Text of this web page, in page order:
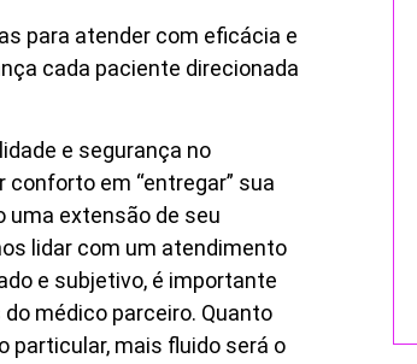
para atender com eficácia e
cada paciente direcionada
e segurança no
em “entregar” sua
uma extensão de seu
lidar com um atendimento
e subjetivo, é importante
médico parceiro. Quanto
mais fluido será o